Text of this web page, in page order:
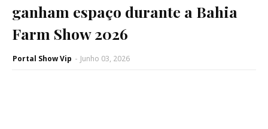
ganham espaço durante a Bahia
Farm Show 2026
Portal Show Vip - Junho 03, 2026